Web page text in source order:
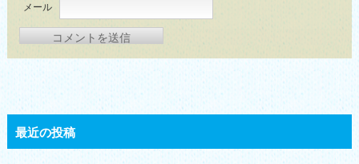
メール
最近の投稿